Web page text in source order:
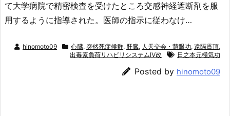
て大学病院で精密検査を受けたところ交感神経遮断剤を服
用するように指導された。医師の指示に従わなけ…
hinomoto09 心臓, 突然死症候群, 肝臓, 人天交会・慧眼功, 遠隔貫頂,
出毒素負荷リハビリシステムⅣ改
日之本元極気功
Posted by hinomoto09